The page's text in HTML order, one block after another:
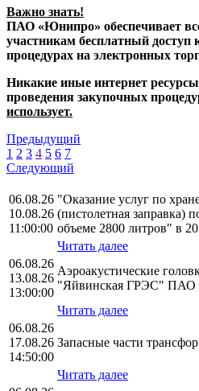
Важно знать!
ПАО «Юнипро» обеспечивает
участникам бесплатный доступ
процедурах на электронных
Никакие иные интернет
проведения закупочных
использует.
Предыдущий
1 2 3 4 5 6 7
Следующий
06.08.26
10.08.26
11:00:00
"Оказание услуг по
(пистолетная заправка)
объеме 2800 литров" в
Читать далее
06.08.26
13.08.26
13:00:00
Аэроакустические
"Яйвинская ГРЭС"
Читать далее
06.08.26
17.08.26
14:50:00
Запасные части
Читать далее